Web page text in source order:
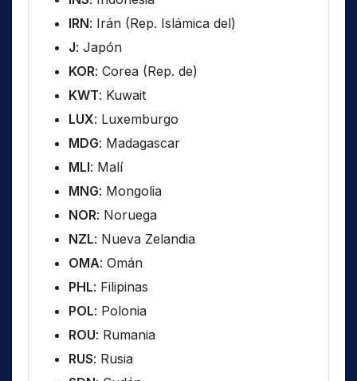
IRN: Irán (Rep. Islámica del)
J: Japón
KOR: Corea (Rep. de)
KWT: Kuwait
LUX: Luxemburgo
MDG: Madagascar
MLI: Malí
MNG: Mongolia
NOR: Noruega
NZL: Nueva Zelandia
OMA: Omán
PHL: Filipinas
POL: Polonia
ROU: Rumania
RUS: Rusia